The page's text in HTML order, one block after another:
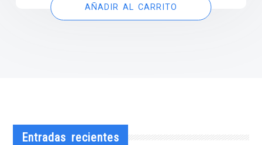
AÑADIR AL CARRITO
Entradas recientes